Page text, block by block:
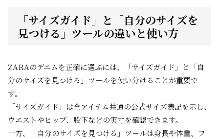
「サイズガイド」と「自分のサイズを
見つける」ツールの違いと使い方
ZARAのデニムを正確に選ぶには、「サイズガイド」と「自
分のサイズを見つける」ツールを使い分けることが重要で
す。
「サイズガイド」は全アイテム共通の公式サイズ表記を示し、
ウエストやヒップ、股下などの実寸を確認できます。
一方、「自分のサイズを見つける」ツールは身長や体重、フ